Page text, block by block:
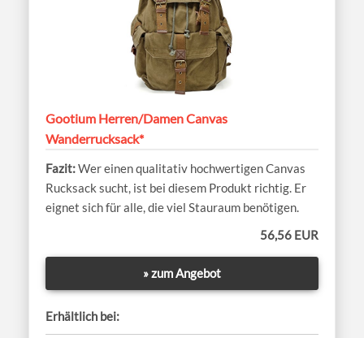
Gootium Herren/Damen Canvas
Wanderrucksack*
Wer einen qualitativ hochwertigen Canvas
Rucksack sucht, ist bei diesem Produkt richtig. Er
eignet sich für alle, die viel Stauraum benötigen.
56,56 EUR
» zum Angebot
Erhältlich bei: